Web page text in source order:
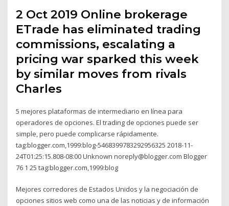
2 Oct 2019 Online brokerage
ETrade has eliminated trading
commissions, escalating a
pricing war sparked this week
by similar moves from rivals
Charles
5 mejores plataformas de intermediario en línea para
operadores de opciones. El trading de opciones puede ser
simple, pero puede complicarse rápidamente.
tag:blogger.com,1999:blog-5468399783292956325 2018-11-
24T01:25:15.808-08:00 Unknown noreply@blogger.com Blogger
76 1 25 tag:blogger.com,1999:blog
Mejores corredores de Estados Unidos y la negociación de
opciones sitios web como una de las noticias y de información